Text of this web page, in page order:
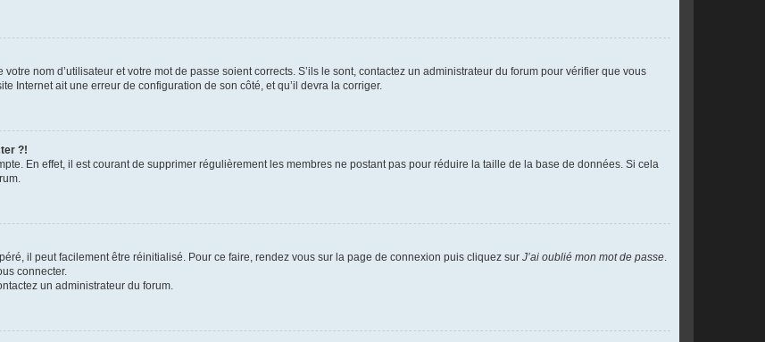
nom d’utilisateur et votre mot de passe soient corrects. S’ils le sont, contactez un administrateur du forum pour vérifier que vous
Internet ait une erreur de configuration de son côté, et qu’il devra la corriger.
?!
En effet, il est courant de supprimer régulièrement les membres ne postant pas pour réduire la taille de la base de données. Si cela
il peut facilement être réinitialisé. Pour ce faire, rendez vous sur la page de connexion puis cliquez sur J’ai oublié mon mot de passe
connecter.
un administrateur du forum.